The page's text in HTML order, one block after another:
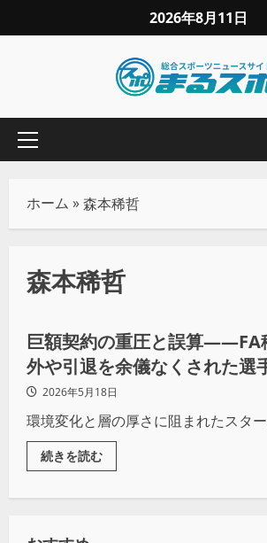
2026年8月11日
ホーム »森本稀哲
森本稀哲
コラム 野球
巨額契約の重圧と誤算——FA
外や引退を余儀なくされた選
編）2026年5月18日
環境変化と層の厚さに阻まれたスタ
続きを読む